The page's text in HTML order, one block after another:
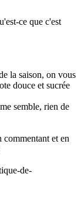
ce que c'est
la saison, on vous
douce et sucrée
semble, rien de
commentant et en
de-